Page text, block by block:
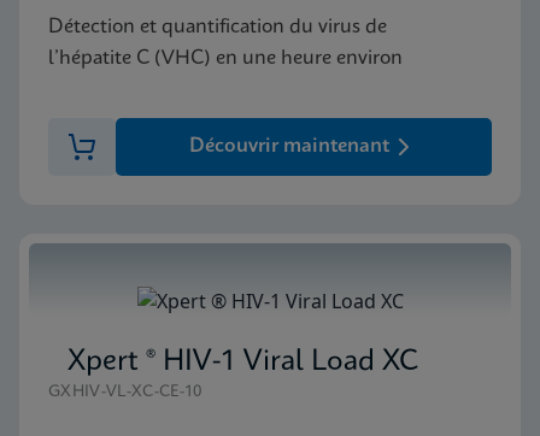
Détection et quantification du virus de
l’hépatite C (VHC) en une heure environ
Découvrir maintenant
Xpert ® HIV-1 Viral Load XC
GXHIV-VL-XC-CE-10